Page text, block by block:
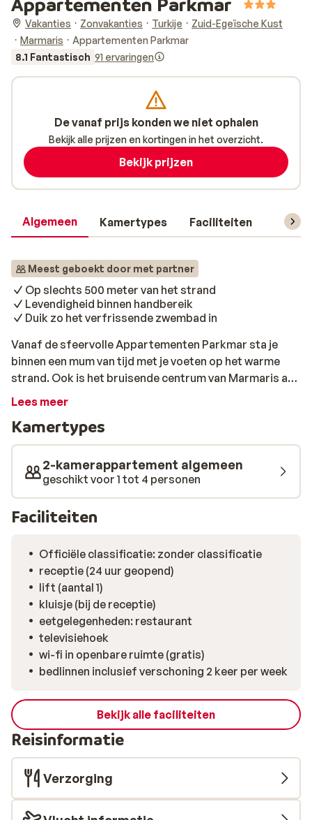
Vakanties Zonvakanties Turkije
Zuid-Egeïsche Kust
Marmaris
Appartementen Parkmar
8.1 Fantastisch 91 ervaringen
Algemeen Kamertypes Faciliteiten
Meest geboekt door met partner
Op slechts 500 meter van het strand
Levendigheid binnen handbereik
Duik zo het verfrissende zwembad in
Vanaf de sfeervolle Appartementen Parkmar sta je
binnen een mum van tijd met je voeten op het warme
strand. Ook is het bruisende centrum van Marmaris al
na een gezellige wandeling van zo'n 15 minuutjes te
gemakken voorzien. Geen zin om naar het strand te
lopen om van de zon te genieten? Dit kan ook bij het
zwembad bij het hotel. Bij de poolbar kun je
verfrissende drankjes halen en is het personeel altijd in
voor een gezellig praatje.
Lees meer
Kamertypes
2-kamerappartement algemeen
geschikt voor 1 tot 4 personen
Faciliteiten
Officiële classificatie: zonder classificatie
receptie (24 uur geopend)
lift (aantal 1)
kluisje (bij de receptie)
eetgelegenheden: restaurant
televisiehoek
wi-fi in openbare ruimte (gratis)
bedlinnen inclusief verschoning 2 keer per week
Bekijk alle faciliteiten
Reisinformatie
Verzorging
De vanaf prijs konden we niet ophalen
Bekijk alle prijzen en kortingen in het overzicht.
Bekijk prijzen